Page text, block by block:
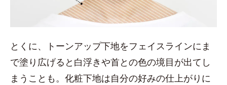
とくに、トーンアップ下地をフェイスラインにま
で塗り広げると白浮きや首との色の境目が出てし
まうことも。化粧下地は自分の好みの仕上がりに